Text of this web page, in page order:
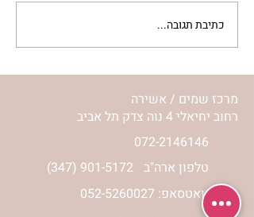
סלט מצליבים | ג’סיקה
הלפרין
כתיבת תגובה...
מרכז שמים / אשירה
רחוב יחיאלי 4 נוה צדק תל אביב
072-2146146
(347) 901-5172 טלפון ארה"ב
וואטסאפ: 052-5260027